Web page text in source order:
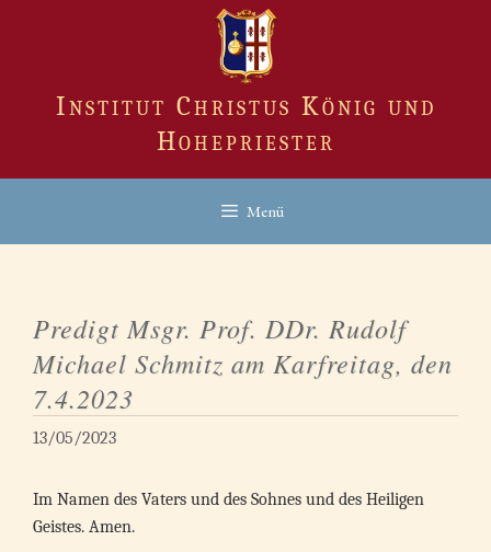
Institut Christus König und
Hohepriester
Menü
Predigt Msgr. Prof. DDr. Rudolf
Michael Schmitz am Karfreitag, den
7.4.2023
13/05/2023
Im Namen des Vaters und des Sohnes und des Heiligen
Geistes. Amen.